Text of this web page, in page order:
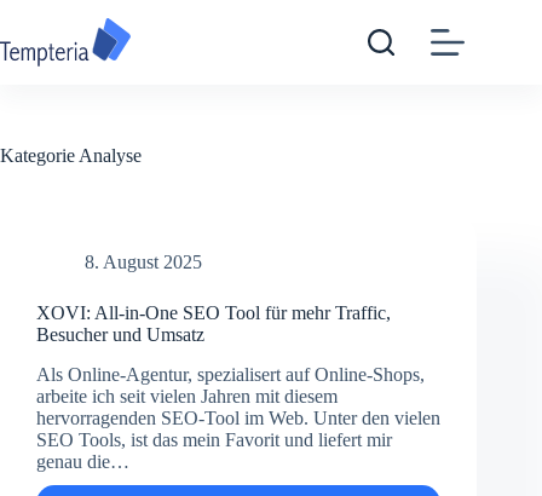
springen
Kategorie Analyse
8. August 2025
XOVI: All-in-One SEO Tool für mehr Traffic,
Besucher und Umsatz
Als Online-Agentur, spezialisert auf Online-Shops,
arbeite ich seit vielen Jahren mit diesem
hervorragenden SEO-Tool im Web. Unter den vielen
SEO Tools, ist das mein Favorit und liefert mir
genau die…